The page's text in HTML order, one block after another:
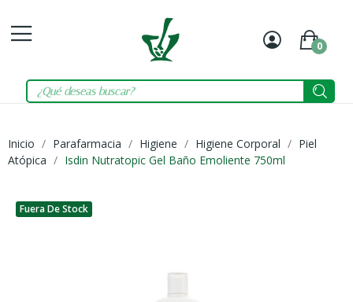
Mi
0
Inicio Parafarmacia Higiene Higiene Corporal
Piel
Atópica
Isdin Nutratopic Gel Baño Emoliente 750ml
Fuera De Stock